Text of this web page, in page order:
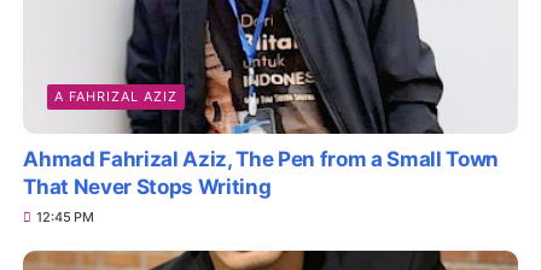
A FAHRIZAL AZIZ
Ahmad Fahrizal Aziz, The Pen from a Small Town
That Never Stops Writing
12:45 PM